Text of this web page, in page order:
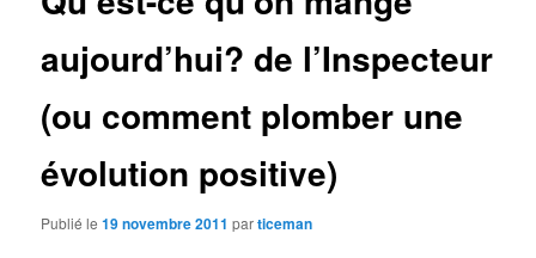
aujourd’hui? de l’Inspecteur
(ou comment plomber une
évolution positive)
Publié le19 novembre 2011 particeman